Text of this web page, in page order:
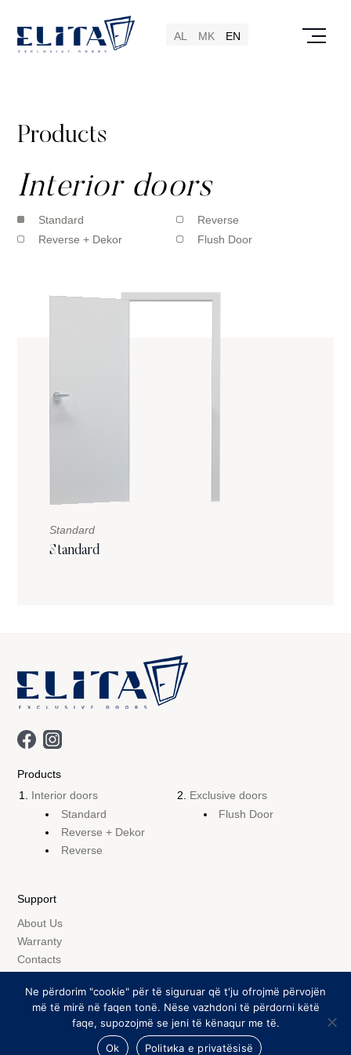
AL MK EN
Products
Interior doors
Standard
Reverse
Reverse + Dekor
Flush Door
Standard
Standard
Products
Interior doors
Standard
Reverse + Dekor
Reverse
Exclusive doors
Flush Door
Support
About Us
Warranty
Contacts
© elitakom.mk 2026. All rights reserved.
Created by
Ne përdorim "cookie" për të siguruar që t'ju ofrojmë përvojën
më të mirë në faqen tonë. Nëse vazhdoni të përdorni këtë
faqe, supozojmë se jeni të kënaqur me të.
Ok
Politиka e privatësisë